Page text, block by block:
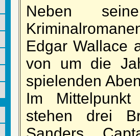
Neben
Ed­gar Wallace
von um die
spielenden
Im
stehen drei